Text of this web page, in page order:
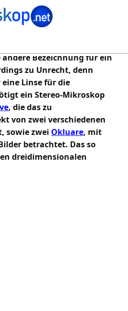
Mikroskop)
Bezeichnung für ein
zu Unrecht, denn
Linse für die
ein Stereo-Mikroskop
, die das zu
von zwei verschiedenen
sowie zwei Okluare, mit
betrachtet. Das so
dreidimensionalen